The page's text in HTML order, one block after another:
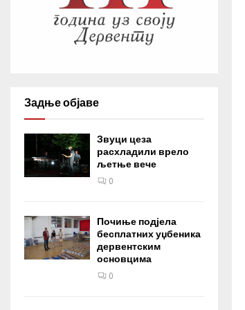
Задње објаве
Звуци цеза
расхладили врело
љетње вече
0
Почиње подјела
бесплатних уџбеника
дервентским
основцима
0